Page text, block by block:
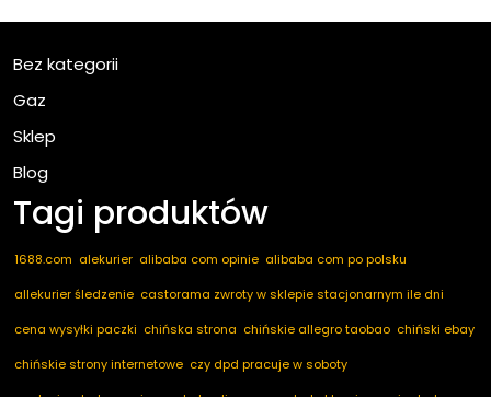
Bez kategorii
Gaz
Sklep
Blog
Tagi produktów
1688.com alekurier alibaba com opinie alibaba com po polsku
allekurier śledzenie castorama zwroty w sklepie stacjonarnym ile dni
cena wysyłki paczki chińska strona chińskie allegro taobao chiński ebay
chińskie strony internetowe czy dpd pracuje w soboty